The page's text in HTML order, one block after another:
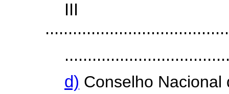
d) Conselho Nacional